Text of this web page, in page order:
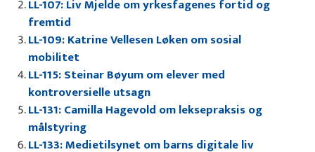
LL-107: Liv Mjelde om yrkesfagenes fortid og
fremtid
LL-109: Katrine Vellesen Løken om sosial
mobilitet
LL-115: Steinar Bøyum om elever med
kontroversielle utsagn
LL-131: Camilla Hagevold om leksepraksis og
målstyring
LL-133: Medietilsynet om barns digitale liv